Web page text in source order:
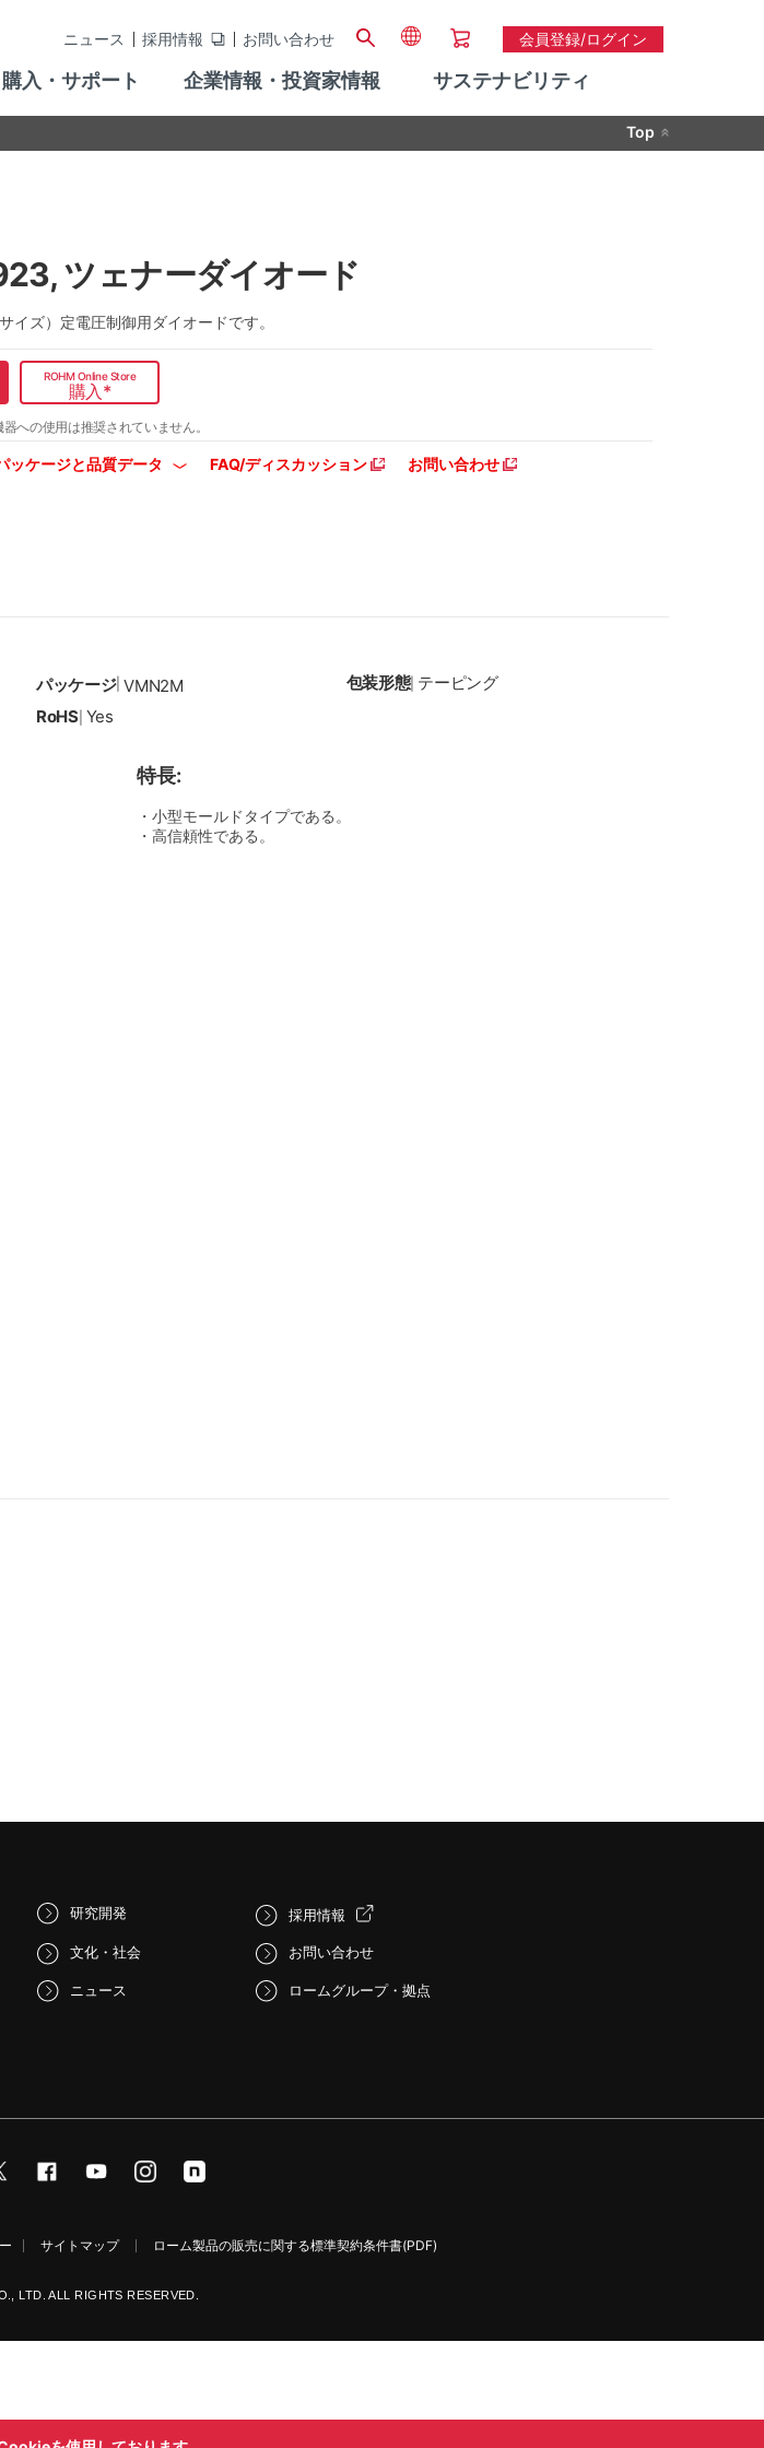
ニュース 採用情報 お問い合わせ 会員登録/ログイン
購入・サポート 企業情報・投資家情報 サステナビリティ
Top
ツェナーダイオード
ズ）定電圧制御用ダイオードです。
ROHM Online Store
購入*
への使用は推奨されていません。
ッケージと品質データ FAQ/ディスカッション お問い合わせ
パッケージ|VMN2M 包装形態| テーピング
RoHS| Yes
特長:
・小型モールドタイプである。
・高信頼性である。
研究開発
文化・社会
ニュース
採用情報
お問い合わせ
ロームグループ・拠点
サイトマップ ローム製品の販売に関する標準契約条件書(PDF)
LTD. ALL RIGHTS RESERVED.